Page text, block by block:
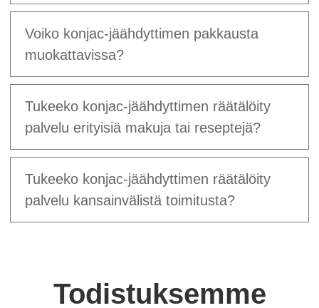
Voiko konjac-jäähdyttimen pakkausta
muokattavissa?
Tukeeko konjac-jäähdyttimen räätälöity
palvelu erityisiä makuja tai reseptejä?
Tukeeko konjac-jäähdyttimen räätälöity
palvelu kansainvälistä toimitusta?
Todistuksemme